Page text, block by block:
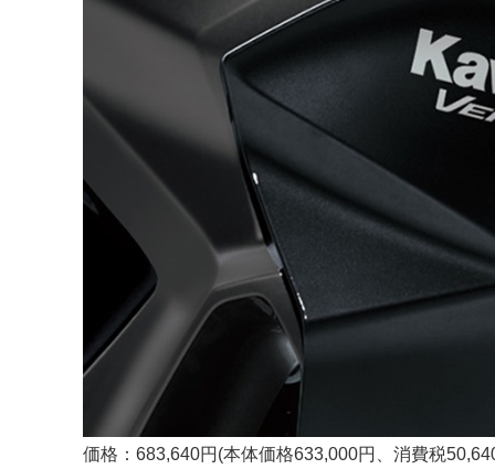
価格：683,640円(本体価格633,000円、消費税